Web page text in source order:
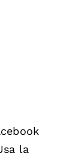
la